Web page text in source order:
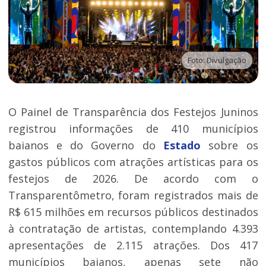
Foto: Divulgação
O Painel de Transparência dos Festejos Juninos
registrou informações de 410 municípios
baianos e do Governo do Estado sobre os
gastos públicos com atrações artísticas para os
festejos de 2026. De acordo com o
Transparentômetro, foram registrados mais de
R$ 615 milhões em recursos públicos destinados
à contratação de artistas, contemplando 4.393
apresentações de 2.115 atrações. Dos 417
municípios baianos, apenas sete não